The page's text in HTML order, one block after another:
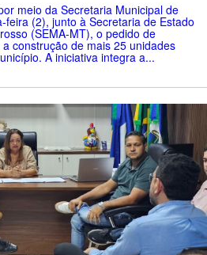
meio da Secretaria Municipal de
(2), junto à Secretaria de Estado
(SEMA-MT), o pedido de
construção de mais 25 unidades
A iniciativa integra a...